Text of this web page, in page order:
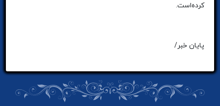
کرده‌است.
پایان خبر/